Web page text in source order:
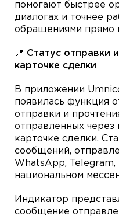
помогают быстрее
диалогах и точнее
обращениями прямо
📍 Статус отправки
карточке сделки
В приложении
появилась функция
отправки и
отправленных
карточке сделки.
сообщений,
WhatsApp, Telegram,
национальном
Индикатор
сообщение